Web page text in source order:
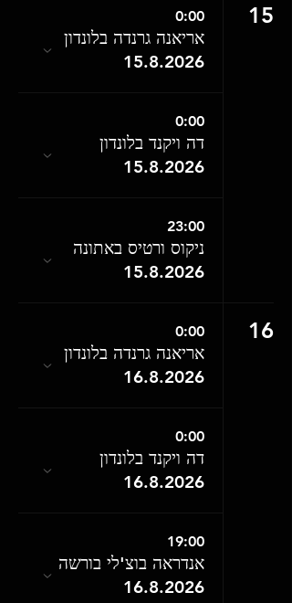
15
0:00
אריאנה גרנדה בלונדון
15.8.2026
0:00
דה ויקנד בלונדון
15.8.2026
23:00
ניקוס ורטיס באתונה
15.8.2026
16
0:00
אריאנה גרנדה בלונדון
16.8.2026
0:00
דה ויקנד בלונדון
16.8.2026
19:00
אנדראה בוצ'לי בורשה
16.8.2026